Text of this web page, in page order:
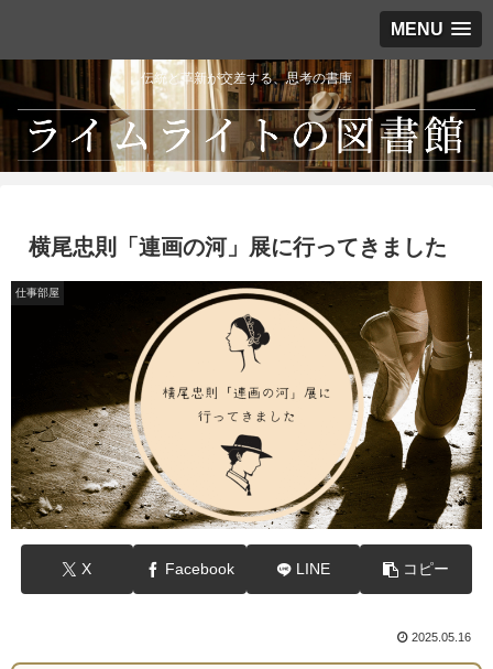
MENU
伝統と革新が交差する、思考の書庫
横尾忠則「連画の河」展に行ってきました
仕事部屋
X Facebook LINE コピー
2025.05.16